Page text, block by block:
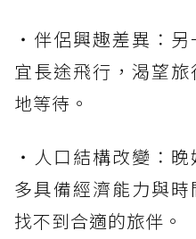
・伴侶興趣差異：
宜長途飛行，渴望
地等待。
・人口結構改變：
多具備經濟能力與
找不到合適的旅伴。